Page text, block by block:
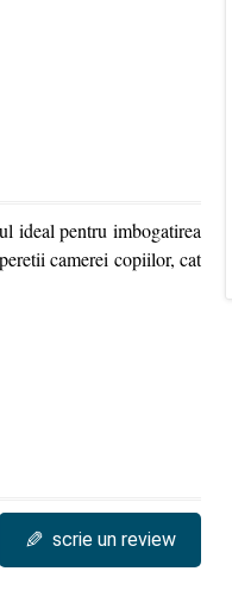
ideal pentru imbogatirea
camerei copiilor, cat
✎ scrie un review